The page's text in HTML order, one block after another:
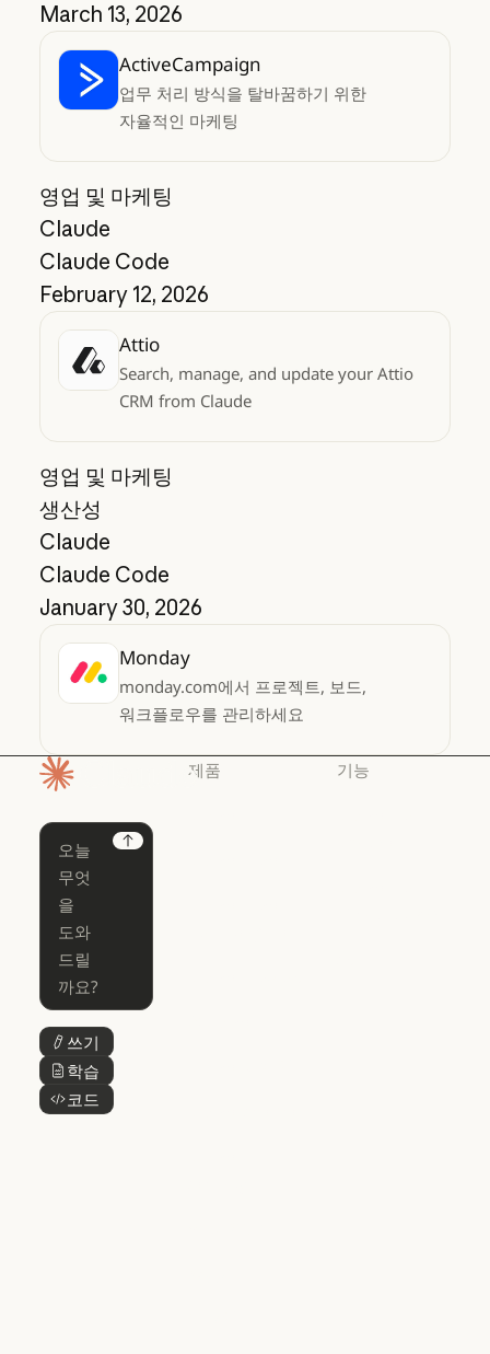
March 13, 2026
ActiveCampaign
업무 처리 방식을 탈바꿈하기 위한
자율적인 마케팅
영업 및 마케팅
Claude
Claude Code
February 12, 2026
Attio
Search, manage, and update your Attio
CRM from Claude
영업 및 마케팅
생산성
Claude
Claude Code
January 30, 2026
Monday
monday.com에서 프로젝트, 보드,
워크플로우를 관리하세요
Next
쓰기
버튼 텍스트
학습
버튼 텍스트
코드
버튼 텍스트
제품 기능